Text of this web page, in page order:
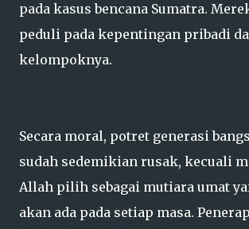
pada kasus bencana Sumatra.
peduli pada kepentingan pribadi
kelompoknya.
Secara moral, potret generasi
sudah sedemikian rusak, kecuali
Allah pilih sebagai mutiara umat
akan ada pada setiap masa.